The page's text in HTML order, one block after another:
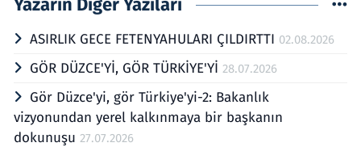
Yazarın Diğer Yazıları
ASIRLIK GECE FETENYAHULARI ÇILDIRTTI 02.08.2026
GÖR DÜZCE'Yİ, GÖR TÜRKİYE'Yİ 28.07.2026
Gör Düzce'yi, gör Türkiye'yi-2: Bakanlık
vizyonundan yerel kalkınmaya bir başkanın
dokunuşu 27.07.2026